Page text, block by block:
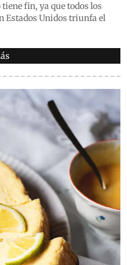
fin, ya que todos los
Estados Unidos triunfa el